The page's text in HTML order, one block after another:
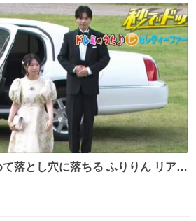
とし穴に落ちる ふりりん リアク